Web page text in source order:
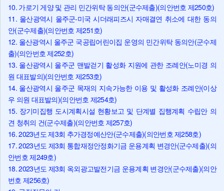
10. 가로기 게양 및 관리 민간위탁 동의안(군수제출)(의안번호 제250호)
11. 울산광역시 울주군-미국 시더래피즈시 자매결연 취소에 대한 동의
안(군수제출)(의안번호 제251호)
12. 울산광역시 울주군 국공립어린이집 운영의 민간위탁 동의안(군수제
출)(의안번호 제252호)
13. 울산광역시 울주군 맨발걷기 활성화 지원에 관한 조례안(노미경 의
원 대표발의)(의안번호 제253호)
14. 울산광역시 울주군 목재의 지속가능한 이용 및 활성화 조례안(이상
우 의원 대표발의)(의안번호 제254호)
15. 장기미집행 도시계획시설 현황보고 및 단계별 집행계획 수립안 의
견 청취의 건(군수제출)(의안번호 제257호)
16. 2023년도 제3회 추가경정예산안(군수제출)(의안번호 제258호)
17. 2023년도 제3회 통합재정안정화기금 운용계획 변경안(군수제출)(의
안번호 제249호)
18. 2023년도 제3회 옥외광고발전기금 운용계획 변경안(군수제출)(의안
번호 제256호)